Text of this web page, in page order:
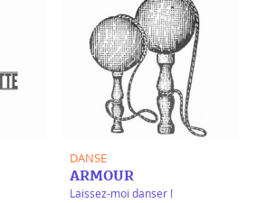
DANSE
ARMOUR
Laissez-moi danser !